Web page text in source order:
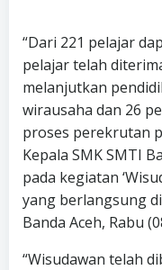
“Dari 221 pelajar
pelajar telah
melanjutkan
wirausaha dan 26
proses perekrutan
Kepala SMK SMTI
pada kegiatan
yang berlangsung
Banda Aceh, Rabu
“Wisudawan telah